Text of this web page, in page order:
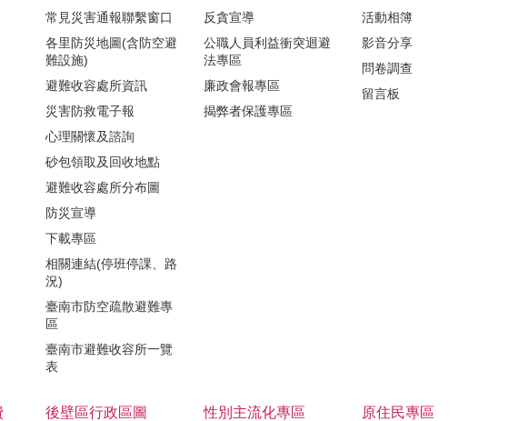
常見災害通報聯繫窗口
各里防災地圖(含防空避
難設施)
避難收容處所資訊
災害防救電子報
心理關懷及諮詢
砂包領取及回收地點
避難收容處所分布圖
防災宣導
下載專區
相關連結(停班停課、路
況)
臺南市防空疏散避難專
區
臺南市避難收容所一覽
表
反貪宣導
公職人員利益衝突迴避
法專區
廉政會報專區
揭弊者保護專區
活動相簿
影音分享
問卷調查
留言板
後壁區行政區圖 性別主流化專區 原住民專區